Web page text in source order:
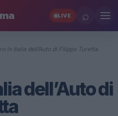
LIVE ⌕
in Italia dell’Auto di Filippo Turetta
dell’Auto di